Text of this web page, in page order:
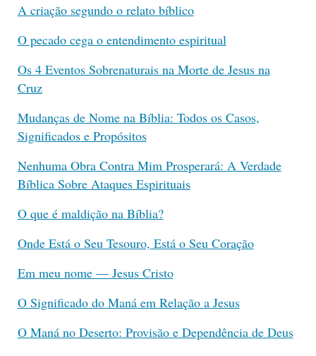
A criação segundo o relato bíblico
O pecado cega o entendimento espiritual
Os 4 Eventos Sobrenaturais na Morte de Jesus na
Cruz
Mudanças de Nome na Bíblia: Todos os Casos,
Significados e Propósitos
Nenhuma Obra Contra Mim Prosperará: A Verdade
Bíblica Sobre Ataques Espirituais
O que é maldição na Bíblia?
Onde Está o Seu Tesouro, Está o Seu Coração
Em meu nome — Jesus Cristo
O Significado do Maná em Relação a Jesus
O Maná no Deserto: Provisão e Dependência de Deus